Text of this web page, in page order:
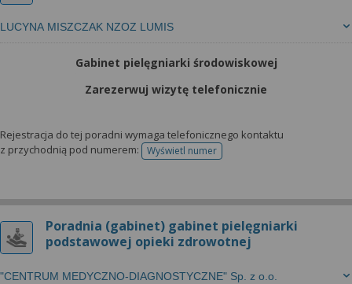
LUCYNA MISZCZAK NZOZ LUMIS
Gabinet pielęgniarki środowiskowej
Zarezerwuj wizytę telefonicznie
Rejestracja do tej poradni wymaga telefonicznego kontaktu
z przychodnią pod numerem:
Wyświetl numertelefonu do rejestracji
Poradnia (gabinet) gabinet pielęgniarki
podstawowej opieki zdrowotnej
"CENTRUM MEDYCZNO-DIAGNOSTYCZNE" Sp. z o.o.